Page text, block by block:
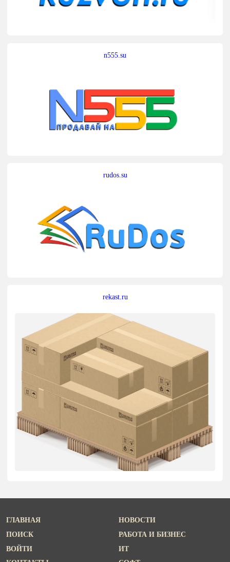
n555.su
rudos.su
rekast.ru
ГЛАВНАЯ
ПОИСК
ВОЙТИ
НОВОСТИ
РАБОТА И БИЗНЕС
ИТ